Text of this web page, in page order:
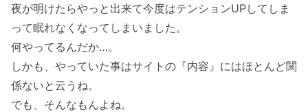
夜が明けたらやっと出来て今度はテンションUPしてしま
って眠れなくなってしまいました。
何やってるんだか…。
しかも、やっていた事はサイトの『内容』にはほとんど関
係ないと云うね。
でも、そんなもんよね。